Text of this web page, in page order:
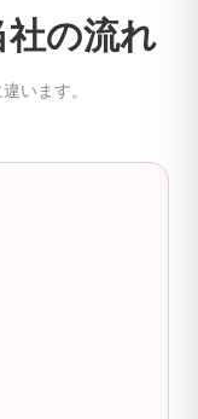
社の流れ
います。